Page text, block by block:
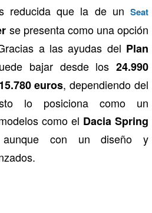
reducida que la de un Seat
se presenta como una opción
a las ayudas del Plan
bajar desde los 24.990
15.780 euros, dependiendo del
lo posiciona como un
como el Dacia Spring
con un diseño y